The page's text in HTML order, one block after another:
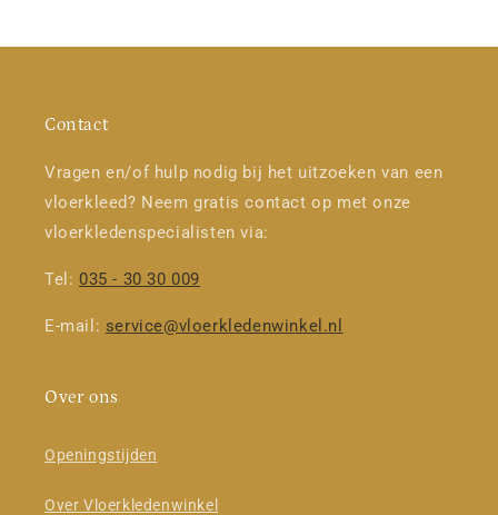
Contact
Vragen en/of hulp nodig bij het uitzoeken van een
vloerkleed? Neem gratis contact op met onze
vloerkledenspecialisten via:
Tel: 035 - 30 30 009
E-mail: service@vloerkledenwinkel.nl
Over ons
Openingstijden
Over Vloerkledenwinkel